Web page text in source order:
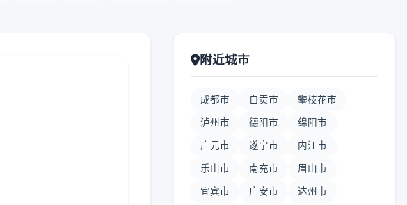
附近城市
成都市 自贡市 攀枝花市
泸州市 德阳市 绵阳市
广元市 遂宁市 内江市
乐山市 南充市 眉山市
宜宾市 广安市 达州市